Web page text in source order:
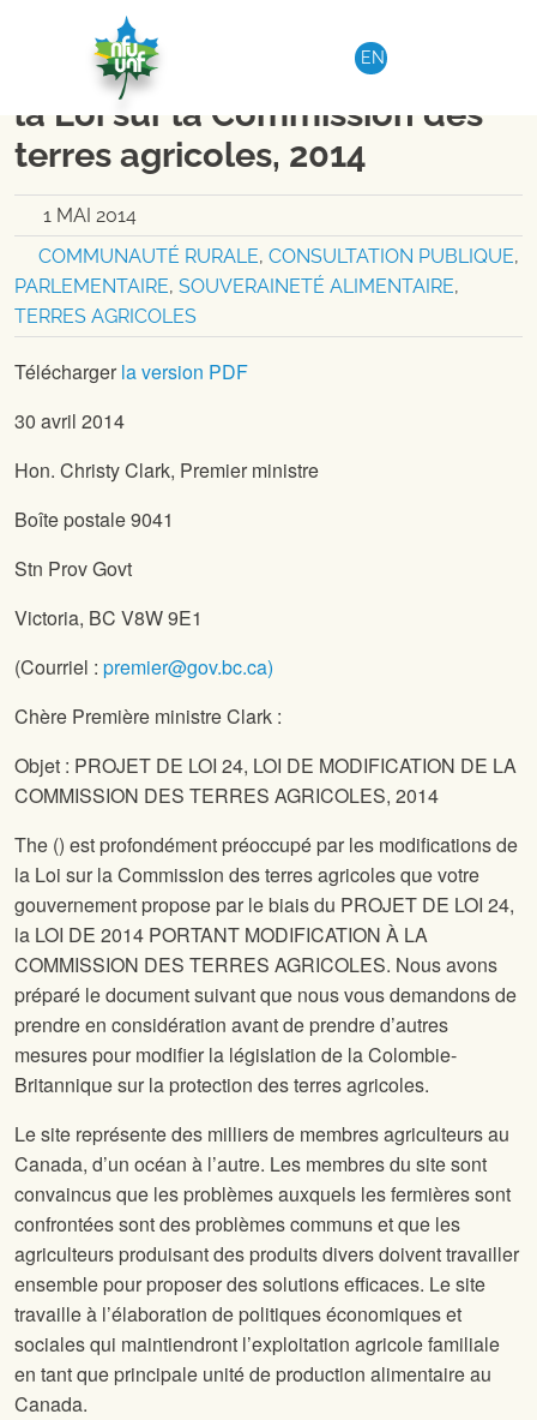
Aller au contenu
EN
COMMUNIQUÉ DE PRESSE
Projet de loi 24, Loi modifiant
la Loi sur la Commission des
terres agricoles, 2014
1 MAI 2014
COMMUNAUTÉ RURALE, CONSULTATION PUBLIQUE,
PARLEMENTAIRE, SOUVERAINETÉ ALIMENTAIRE,
TERRES AGRICOLES
Téléchargerla version PDF
30 avril 2014
Hon. Christy Clark, Premier ministre
Boîte postale 9041
Stn Prov Govt
Victoria, BC V8W 9E1
(Courriel : premier@gov.bc.ca)
Chère Première ministre Clark :
Objet : PROJET DE LOI 24, LOI DE MODIFICATION DE LA
COMMISSION DES TERRES AGRICOLES, 2014
The () est profondément préoccupé par les modifications de
la Loi sur la Commission des terres agricoles que votre
gouvernement propose par le biais du PROJET DE LOI 24,
la LOI DE 2014 PORTANT MODIFICATION À LA
COMMISSION DES TERRES AGRICOLES. Nous avons
préparé le document suivant que nous vous demandons de
prendre en considération avant de prendre d’autres
mesures pour modifier la législation de la Colombie-
Britannique sur la protection des terres agricoles.
Le site représente des milliers de membres agriculteurs au
Canada, d’un océan à l’autre. Les membres du sitesont
convaincus que les problèmes auxquels les fermières sont
confrontées sont des problèmes communs et que les
agriculteurs produisant des produits divers doivent travailler
ensemble pour proposer des solutions efficaces. Le site
travaille à l’élaboration de politiques économiques et
sociales qui maintiendront l’exploitation agricole familiale
en tant que principale unité de production alimentaire au
Canada.